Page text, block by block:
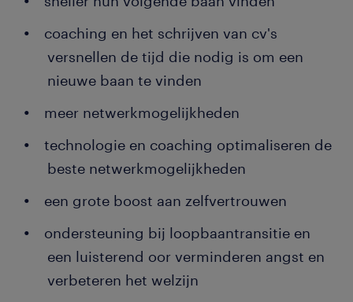
coaching en het schrijven van cv's
versnellen de tijd die nodig is om een
nieuwe baan te vinden
meer netwerkmogelijkheden
technologie en coaching optimaliseren de
beste netwerkmogelijkheden
een grote boost aan zelfvertrouwen
ondersteuning bij loopbaantransitie en
een luisterend oor verminderen angst en
verbeteren het welzijn